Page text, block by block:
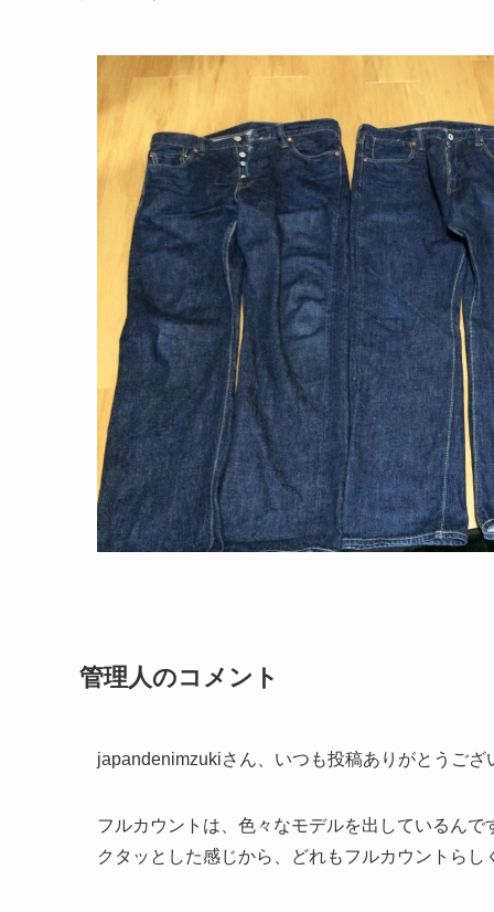
管理人のコメント
japandenimzukiさん、いつも投稿ありがとうござ
フルカウントは、色々なモデルを出しているんで
クタッとした感じから、どれもフルカウントらし